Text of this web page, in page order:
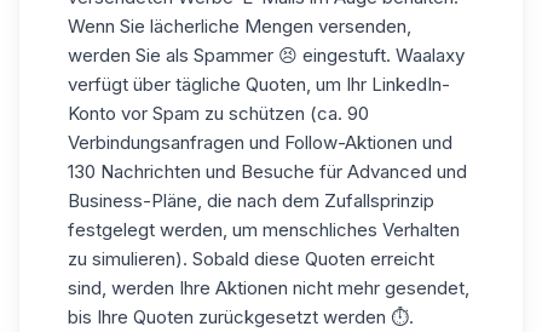
Wenn Sie lächerliche Mengen versenden,
werden Sie als Spammer 😣 eingestuft. Waalaxy
verfügt über tägliche Quoten, um Ihr LinkedIn-
Konto vor Spam zu schützen (ca. 90
Verbindungsanfragen und Follow-Aktionen und
130 Nachrichten und Besuche für Advanced und
Business-Pläne, die nach dem Zufallsprinzip
festgelegt werden, um menschliches Verhalten
zu simulieren). Sobald diese Quoten erreicht
sind, werden Ihre Aktionen nicht mehr gesendet,
bis Ihre Quoten zurückgesetzt werden ⏱️.